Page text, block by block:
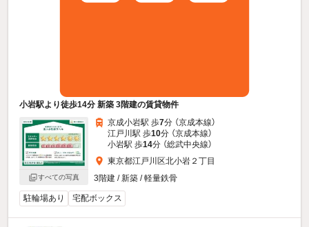
小岩駅より徒歩14分 新築 3階建の賃貸物件
すべての写真
京成小岩駅 歩7分 （京成本線）
江戸川駅 歩10分 （京成本線）
小岩駅 歩14分 （総武中央線）
東京都江戸川区北小岩２丁目
3階建 / 新築 / 軽量鉄骨
駐輪場あり 宅配ボックス